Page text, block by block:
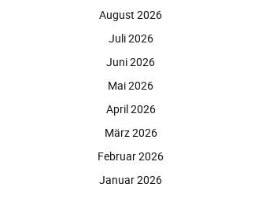
August 2026
Juli 2026
Juni 2026
Mai 2026
April 2026
März 2026
Februar 2026
Januar 2026